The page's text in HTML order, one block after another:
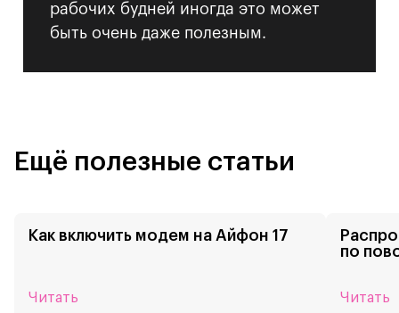
рабочих будней иногда это может
быть очень даже полезным.
Ещё полезные статьи
Как включить модем на Айфон 17
Читать
по
Читать